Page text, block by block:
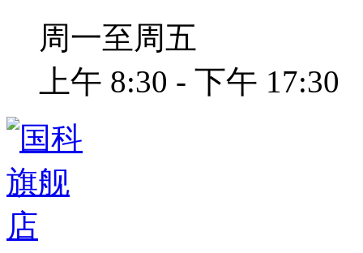
周一至周五
上午 8:30 - 下午 17:30